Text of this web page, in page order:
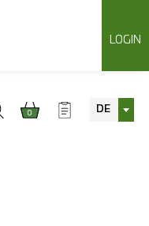
LOGIN
0 DE